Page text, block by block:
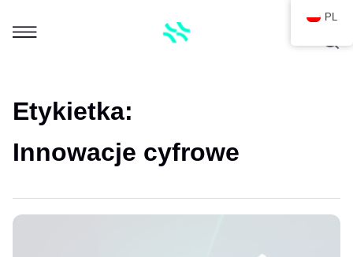
Etykietka:
Innowacje cyfrowe
PL